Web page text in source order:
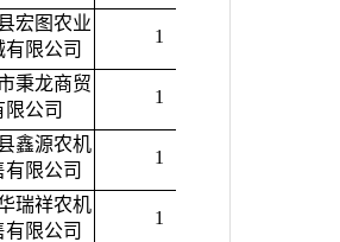
宏图农业
有限公司
1
秉龙商贸
限公司
1
鑫源农机
有限公司
1
瑞祥农机
有限公司
1